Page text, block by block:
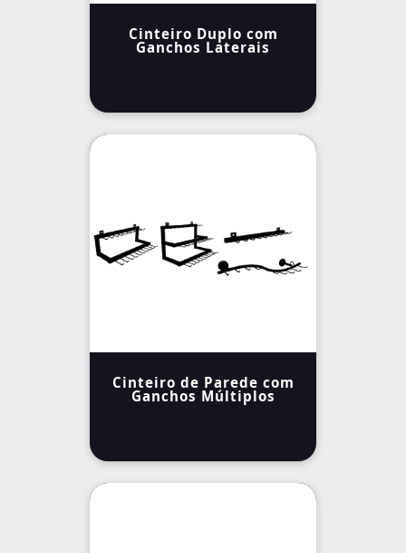
Cinteiro Duplo com
Ganchos Laterais
Cinteiro de Parede com
Ganchos Múltiplos